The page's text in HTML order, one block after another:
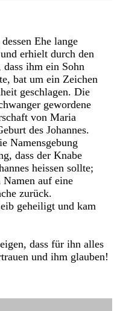
Ehe lange
erhielt durch den
ihm ein Sohn
bat um ein Zeichen
geschlagen. Die
gewordene
von Maria
des Johannes.
Namensgebung
dass der Knabe
heissen sollte;
auf eine
zurück.
geheiligt und kam
dass für ihn alles
und ihm glauben!